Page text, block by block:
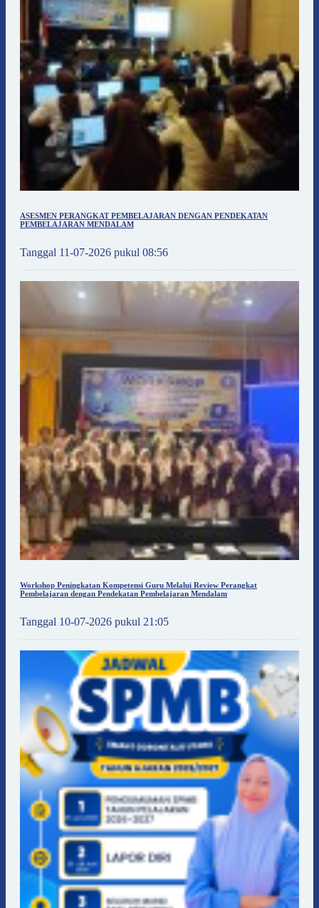
ASESMEN PERANGKAT PEMBELAJARAN DENGAN PENDEKATAN
PEMBELAJARAN MENDALAM
Tanggal 11-07-2026 pukul 08:56
Workshop Peningkatan Kompetensi Guru Melalui Review Perangkat
Pembelajaran dengan Pendekatan Pembelajaran Mendalam
Tanggal 10-07-2026 pukul 21:05